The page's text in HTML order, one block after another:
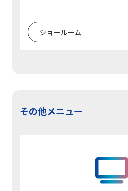
ショールーム
その他メニュー